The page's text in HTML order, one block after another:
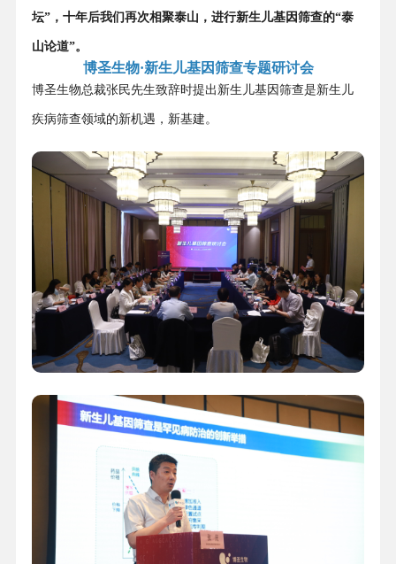
坛”，十年后我们再次相聚泰山，进行新生儿基因筛查的“泰
山论道”。
博圣生物·新生儿基因筛查专题研讨会
博圣生物总裁张民先生致辞时提出新生儿基因筛查是新生儿
疾病筛查领域的新机遇，新基建。